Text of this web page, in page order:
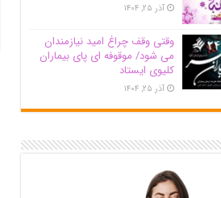
آذر ۲۵, ۱۴۰۴
وقتی وقف چراغ امید نیازمندان
می شود/ موقوفه ای پای بیماران
کلیوی ایستاد
آذر ۲۵, ۱۴۰۴